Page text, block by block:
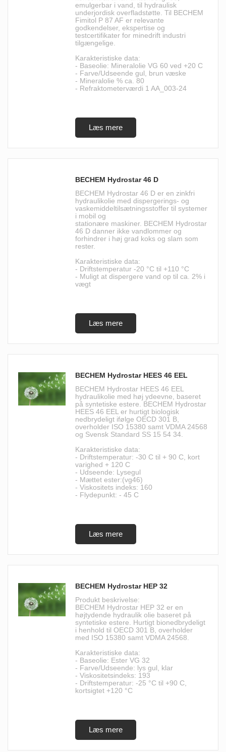
emulgerbar i vand, til hydraulisk
underjordisk overfladstøtte. Til BECHEM
Fimitol P 87 AF er relevante
godkendelser, ekspertise og
testcertifikater for minedrift industri
tilgængelige.
Karakteristiske data:
- Baseolie: Mineralolie VG 60 ved +20 C
- Farve/Udseende gul, brun væske
- Mineralolie % ca. 80
- Refraktometerværdi 1 AA_003-24
BECHEM Hydrostar 46 D
BECHEM Hydrostar 46 D er en zinkfri
hydraulikolie med dispergerings- og
vaskemiddeltilsætningsstoffer til systemer
i mobil og
stationære maskiner. BECHEM Hydrostar
46 D danner ikke vandlommer og
forhindrer i høj grad koks og slam som
rester.
Karakteristiske data:
- Driftstemperatur -20 °C til +110 °C
- Muligt at dispergere vand op til ca. 2% i
vægt
BECHEM Hydrostar HEES 46 EEL
BECHEM Hydrostar HEES 46 EEL
hydraulikolie med høj ydeevne, baseret
på syntetiske estere. BECHEM Hydrostar
HEES 46 EEL er hurtigt biologisk
nedbrydeligt ifølge OECD 301 B,
overholder ISO 15380 samt VDMA 24568
og Svensk Standard SS 15 54 34.
Karakteristiske data:
- Driftstemperatur: -30 C til + 90 C, kort
varighed + 120 C
- Udseende: Lysegul
- Mættet ester:(vg46)
- Viskositets indeks: 160
- Flydepunkt: - 45 C
BECHEM Hydrostar HEP 32
Produkt beskrivelse:
BECHEM Hydrostar HEP 32 er en
højtydende hydraulik olie baseret på
syntetiske estere. Hurtigt bionedbrydeligt
i henhold til OECD 301 B, overholder
med ISO 15380 samt VDMA 24568.
Karakteristiske data:
- Baseolie: Ester VG 32
- Farve/Udseende: lys gul, klar
- Viskositetsindeks: 193
- Driftstemperatur: -25 °C til +90 C,
kortsigtet +120 °C